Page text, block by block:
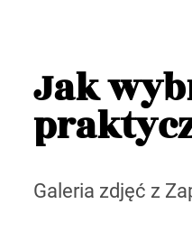
Jak
Galeria zdjęć z